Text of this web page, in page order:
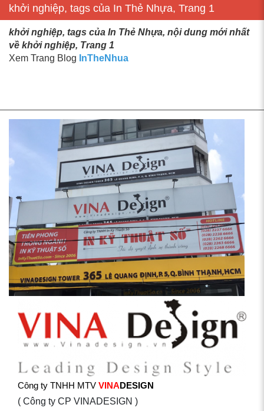
khởi nghiệp, tags của In Thẻ Nhựa, Trang 1
khởi nghiệp, tags của In Thẻ Nhựa, nội dung mới nhất
về khởi nghiệp, Trang 1
Xem Trang Blog InTheNhua
Công ty TNHH MTV VINADESIGN
( Công ty CP VINADESIGN )